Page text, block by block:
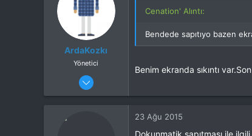
Cihaz
Samsung Note 3
ROM
ArdaKozkı
Yönetici
25 Nis 2015
231
Cenation' Alıntı:
Bendede sapıtıyo bazen
Benim ekranda sıkıntı
23 Ağu 2015